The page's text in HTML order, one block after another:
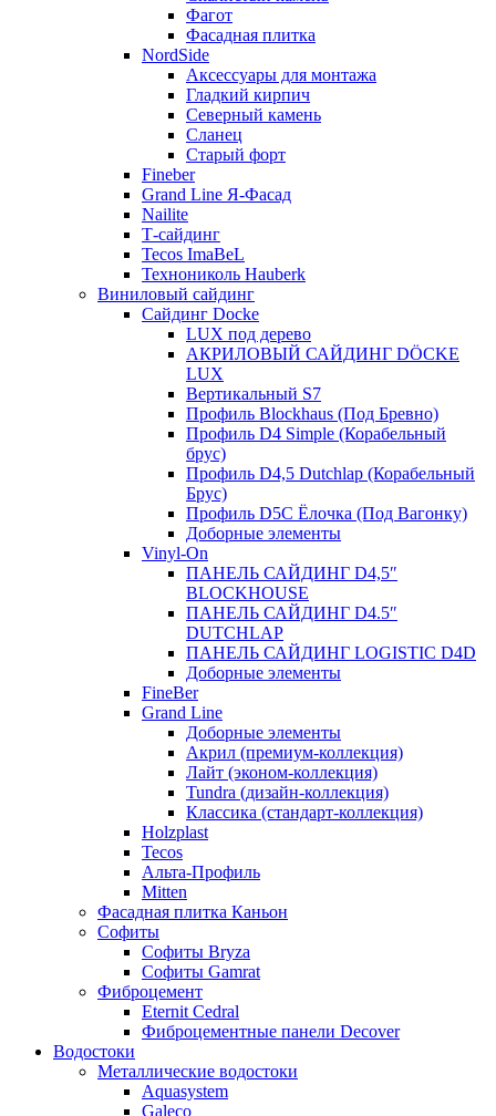
Фагот
Фасадная плитка
NordSide
Аксессуары для монтажа
Гладкий кирпич
Северный камень
Сланец
Старый форт
Fineber
Grand Line Я-Фасад
Nailite
Т-сайдинг
Tecos ImaBeL
Технониколь Hauberk
Виниловый сайдинг
Сайдинг Docke
LUX под дерево
АКРИЛОВЫЙ САЙДИНГ DÖCKE
LUX
Вертикальный S7
Профиль Blockhaus (Под Бревно)
Профиль D4 Simple (Корабельный
брус)
Профиль D4,5 Dutchlap (Корабельный
Брус)
Профиль D5C Ёлочка (Под Вагонку)
Доборные элементы
Vinyl-On
ПАНЕЛЬ САЙДИНГ D4,5″
BLOCKHOUSE
ПАНЕЛЬ САЙДИНГ D4.5″
DUTCHLAP
ПАНЕЛЬ САЙДИНГ LOGISTIC D4D
Доборные элементы
FineBer
Grand Line
Доборные элементы
Акрил (премиум-коллекция)
Лайт (эконом-коллекция)
Tundra (дизайн-коллекция)
Классика (стандарт-коллекция)
Holzplast
Tecos
Альта-Профиль
Mitten
Фасадная плитка Каньон
Софиты
Софиты Bryza
Софиты Gamrat
Фиброцемент
Eternit Cedral
Фиброцементные панели Decover
Водостоки
Металлические водостоки
Aquasystem
Galeco